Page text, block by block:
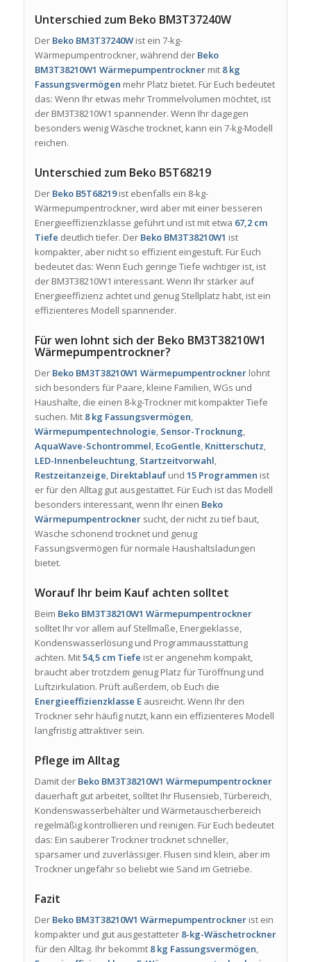
Unterschied zum Beko BM3T37240W
Der Beko BM3T37240Wist ein 7-kg-
Wärmepumpentrockner, während der Beko
BM3T38210W1 Wärmepumpentrocknermit 8 kg
Fassungsvermögen mehr Platz bietet. Für Euch bedeutet
das: Wenn Ihr etwas mehr Trommelvolumen möchtet, ist
der BM3T38210W1 spannender. Wenn Ihr dagegen
besonders wenig Wäsche trocknet, kann ein 7-kg-Modell
reichen.
Unterschied zum Beko B5T68219
Der Beko B5T68219ist ebenfalls ein 8-kg-
Wärmepumpentrockner, wird aber mit einer besseren
Energieeffizienzklasse geführt und ist mit etwa 67,2 cm
Tiefe deutlich tiefer. Der Beko BM3T38210W1 ist
kompakter, aber nicht so effizient eingestuft. Für Euch
bedeutet das: Wenn Euch geringe Tiefe wichtiger ist, ist
der BM3T38210W1 interessant. Wenn Ihr stärker auf
Energieeffizienz achtet und genug Stellplatz habt, ist ein
effizienteres Modell spannender.
Für wen lohnt sich der Beko BM3T38210W1
Wärmepumpentrockner?
Der Beko BM3T38210W1 Wärmepumpentrocknerlohnt
sich besonders für Paare, kleine Familien, WGs und
Haushalte, die einen 8-kg-Trockner mit kompakter Tiefe
suchen. Mit 8 kg Fassungsvermögen,
Wärmepumpentechnologie, Sensor-Trocknung,
AquaWave-Schontrommel, EcoGentle, Knitterschutz,
LED-Innenbeleuchtung, Startzeitvorwahl,
Restzeitanzeige, Direktablaufund 15 Programmen ist
er für den Alltag gut ausgestattet. Für Euch ist das Modell
besonders interessant, wenn Ihr einen Beko
Wärmepumpentrocknersucht, der nicht zu tief baut,
Wäsche schonend trocknet und genug
Fassungsvermögen für normale Haushaltsladungen
bietet.
Worauf Ihr beim Kauf achten solltet
Beim Beko BM3T38210W1 Wärmepumpentrockner
solltet Ihr vor allem auf Stellmaße, Energieklasse,
Kondenswasserlösung und Programmausstattung
achten. Mit54,5 cm Tiefe ist er angenehm kompakt,
braucht aber trotzdem genug Platz für Türöffnung und
Luftzirkulation. Prüft außerdem, ob Euch die
Energieeffizienzklasse Eausreicht. Wenn Ihr den
Trockner sehr häufig nutzt, kann ein effizienteres Modell
langfristig attraktiver sein.
Pflege im Alltag
Damit der Beko BM3T38210W1 Wärmepumpentrockner
dauerhaft gut arbeitet, solltet Ihr Flusensieb, Türbereich,
Kondenswasserbehälter und Wärmetauscherbereich
regelmäßig kontrollieren und reinigen. Für Euch bedeutet
das: Ein sauberer Trockner trocknet schneller,
sparsamer und zuverlässiger. Flusen sind klein, aber im
Trockner ungefähr so beliebt wie Sand im Getriebe.
Fazit
Der Beko BM3T38210W1 Wärmepumpentrocknerist ein
kompakter und gut ausgestatteter 8-kg-Wäschetrockner
für den Alltag. Ihr bekommt 8 kg Fassungsvermögen,